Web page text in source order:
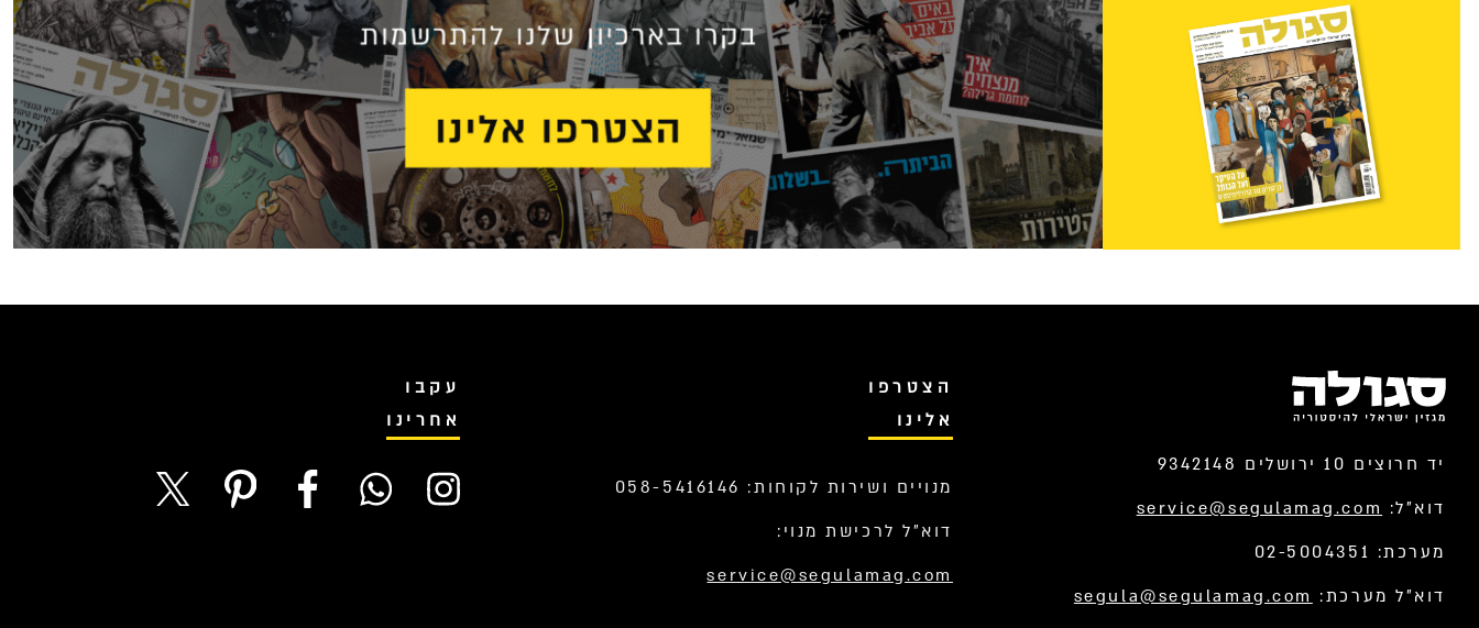
יד חרוצים 10 ירושלים 9342148
דוא”ל: service@segulamag.com
מערכת: 02-5004351
דוא”ל מערכת: segula@segulamag.com
הצטרפו
אלינו
מנויים ושירות לקוחות: 058-5416146
דוא”ל לרכישת מנוי:
service@segulamag.com
עקבו
אחרינו